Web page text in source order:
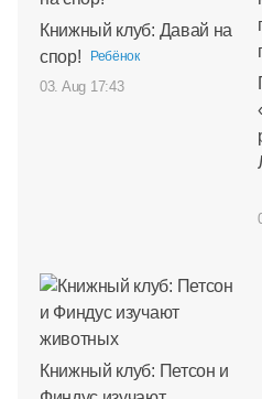
Книжный клуб: Давай на
спор!
Ребёнок
03. Aug 17:43
Книжный клуб: Петсон и